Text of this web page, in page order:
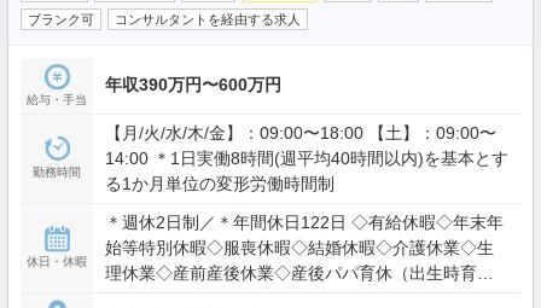
ブランク可
コンサルタントを経由する求人
給与・手当
年収390万円〜600万円
勤務時間
【月/火/水/木/金】：09:00〜18:00 【土】：09:00〜
14:00 ＊1日実働8時間(週平均40時間以内)を基本とす
る1か月単位の変形労働時間制
休日・休暇
＊週休2日制／＊年間休日122日 ◇有給休暇◇年末年
始等特別休暇◇服喪休暇◇結婚休暇◇介護休業◇生
理休業◇産前産後休業◇産後パパ育休（出生時育児